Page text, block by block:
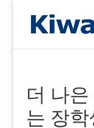
더 나
는 장